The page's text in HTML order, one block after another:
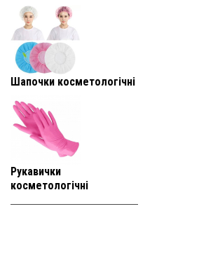
Шапочки косметологічні
Рукавички
косметологічні